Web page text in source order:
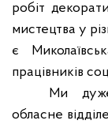
робіт
мистецтва у
є
працівників
Ми
обласне